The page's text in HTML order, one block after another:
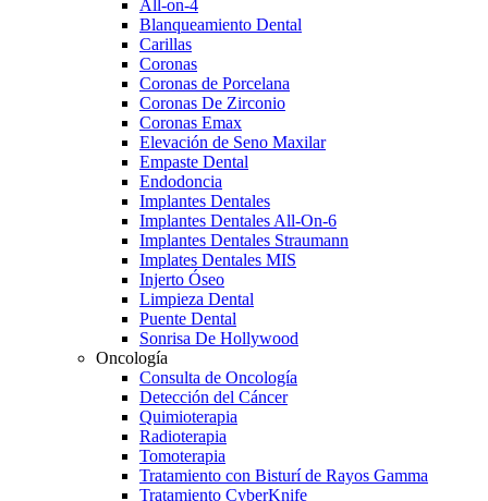
All-on-4
Blanqueamiento Dental
Carillas
Coronas
Coronas de Porcelana
Coronas De Zirconio
Coronas Emax
Elevación de Seno Maxilar
Empaste Dental
Endodoncia
Implantes Dentales
Implantes Dentales All-On-6
Implantes Dentales Straumann
Implates Dentales MIS
Injerto Óseo
Limpieza Dental
Puente Dental
Sonrisa De Hollywood
Oncología
Consulta de Oncología
Detección del Cáncer
Quimioterapia
Radioterapia
Tomoterapia
Tratamiento con Bisturí de Rayos Gamma
Tratamiento CyberKnife